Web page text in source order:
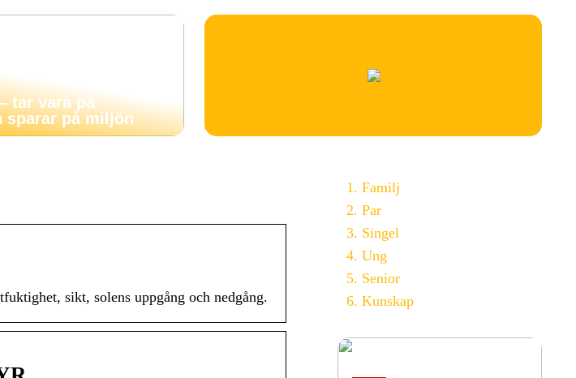
tar vara på
sparar på miljön
sikt, solens uppgång och nedgång.
Familj
Par
Singel
Ung
Senior
Kunskap